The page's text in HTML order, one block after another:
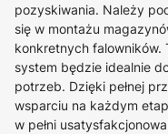
pozyskiwania. Należy
się w montażu
konkretnych falowników.
system będzie idealnie
potrzeb. Dzięki pełnej
wsparciu na każdym
w pełni